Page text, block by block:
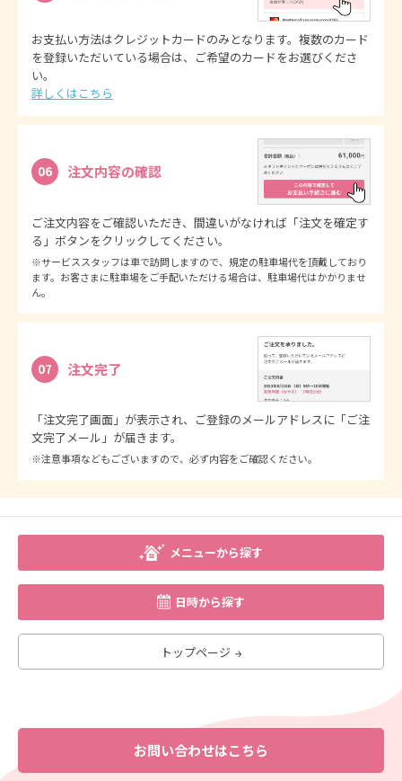
お支払い方法はクレジットカードのみとなります。複数のカード
を登録いただいている場合は、ご希望のカードをお選びくださ
い。
詳しくはこちら
06 注文内容の確認
ご注文内容をご確認いただき、間違いがなければ「注文を確定す
る」ボタンをクリックしてください。
※サービススタッフは車で訪問しますので、規定の駐車場代を頂戴しており
ます。お客さまに駐車場をご手配いただける場合は、駐車場代はかかりませ
ん。
07 注文完了
「注文完了画面」が表示され、ご登録のメールアドレスに「ご注
文完了メール」が届きます。
※注意事項などもございますので、必ず内容をご確認ください。
メニューから探す
日時から探す
トップページ
お問い合わせはこちら